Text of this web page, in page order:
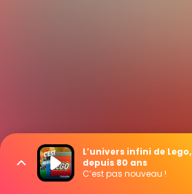
L’univers infini de
depuis 80 ans
C’est pas nouveau !